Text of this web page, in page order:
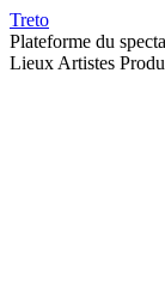
Treto
Plateforme du
Lieux Artistes